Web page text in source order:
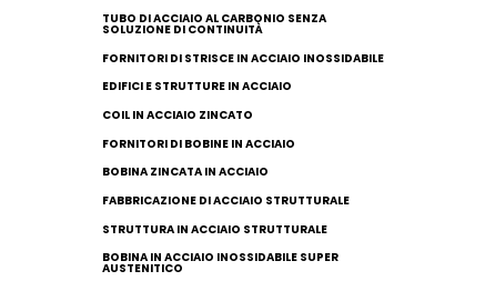
TUBO DI ACCIAIO AL CARBONIO SENZA
SOLUZIONE DI CONTINUITÀ
FORNITORI DI STRISCE IN ACCIAIO INOSSIDABILE
EDIFICI E STRUTTURE IN ACCIAIO
COIL IN ACCIAIO ZINCATO
FORNITORI DI BOBINE IN ACCIAIO
BOBINA ZINCATA IN ACCIAIO
FABBRICAZIONE DI ACCIAIO STRUTTURALE
STRUTTURA IN ACCIAIO STRUTTURALE
BOBINA IN ACCIAIO INOSSIDABILE SUPER
AUSTENITICO